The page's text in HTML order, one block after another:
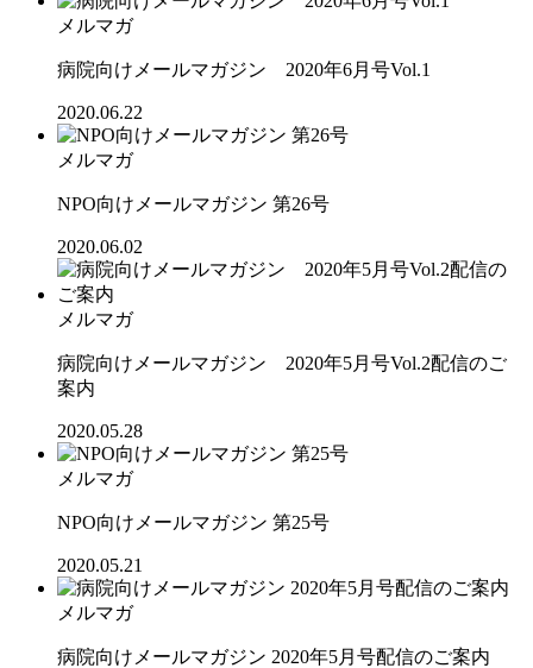
メルマガ
病院向けメールマガジン 2020年6月号Vol.1
2020.06.22
メルマガ
NPO向けメールマガジン 第26号
2020.06.02
メルマガ
病院向けメールマガジン 2020年5月号Vol.2配信のご
案内
2020.05.28
メルマガ
NPO向けメールマガジン 第25号
2020.05.21
メルマガ
病院向けメールマガジン 2020年5月号配信のご案内